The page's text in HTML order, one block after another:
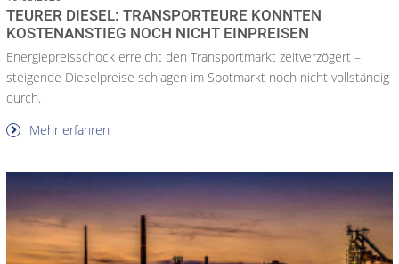
TEURER DIESEL: TRANSPORTEURE KONNTEN
KOSTENANSTIEG NOCH NICHT EINPREISEN
Energiepreisschock erreicht den Transportmarkt zeitverzögert –
steigende Dieselpreise schlagen im Spotmarkt noch nicht vollständig
durch.
Mehr erfahren